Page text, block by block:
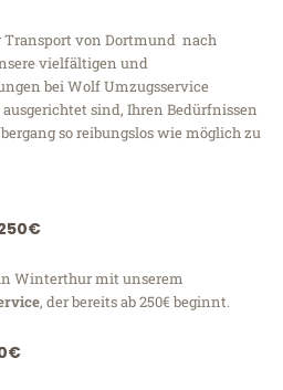
Transport von Dortmund nach
vielfältigen und
bei Wolf Umzugsservice
sind, Ihren Bedürfnissen
so reibungslos wie möglich zu
Winterthur mit unserem
, der bereits ab 250€ beginnt.